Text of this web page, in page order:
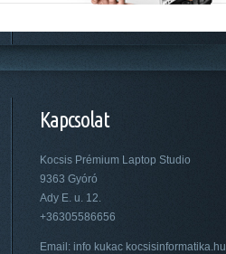
Kapcsolat
Kocsis Prémium Laptop Studio
9363 Gyóró
Ady E. u. 12.
+36305586656
Email: info kukac kocsisinformatika.hu